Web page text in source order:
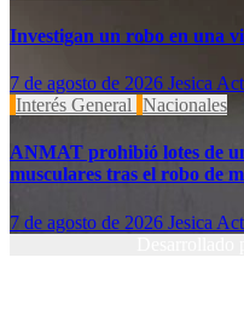
Investigan un robo en una
7 de agosto de 2026 Jesica
Interés General Nacionales
ANMAT prohibió lotes de
musculares tras el robo de
7 de agosto de 2026 Jesica